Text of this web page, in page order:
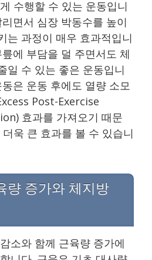
수행할 수 있는 운동입니
면서 심장 박동수를 높이
는 과정이 매우 효과적입니
에 부담을 덜 주면서도 체
일 수 있는 좋은 운동입니
은 운동 후에도 열량 소모
Post-Exercise
효과를 가져오기 때문
욱 큰 효과를 볼 수 있습니
량 증가와 체지방
소와 함께 근육량 증가에